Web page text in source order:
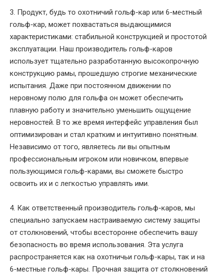
3. Продукт, будь то охотничий гольф-кар или 6-местный
гольф-кар, может похвастаться выдающимися
характеристиками: стабильной конструкцией и простотой
эксплуатации. Наш производитель гольф-каров
использует тщательно разработанную высокопрочную
конструкцию рамы, прошедшую строгие механические
испытания. Даже при постоянном движении по
неровному полю для гольфа он может обеспечить
плавную работу и значительно уменьшить ощущение
неровностей. В то же время интерфейс управления был
оптимизирован и стал кратким и интуитивно понятным.
Независимо от того, являетесь ли вы опытным
профессиональным игроком или новичком, впервые
пользующимся гольф-карами, вы сможете быстро
освоить их и с легкостью управлять ими.
4. Как ответственный производитель гольф-каров, мы
специально запускаем настраиваемую систему защиты
от столкновений, чтобы всесторонне обеспечить вашу
безопасность во время использования. Эта услуга
распространяется как на охотничьи гольф-кары, так и на
6-местные гольф-кары. Прочная защита от столкновений